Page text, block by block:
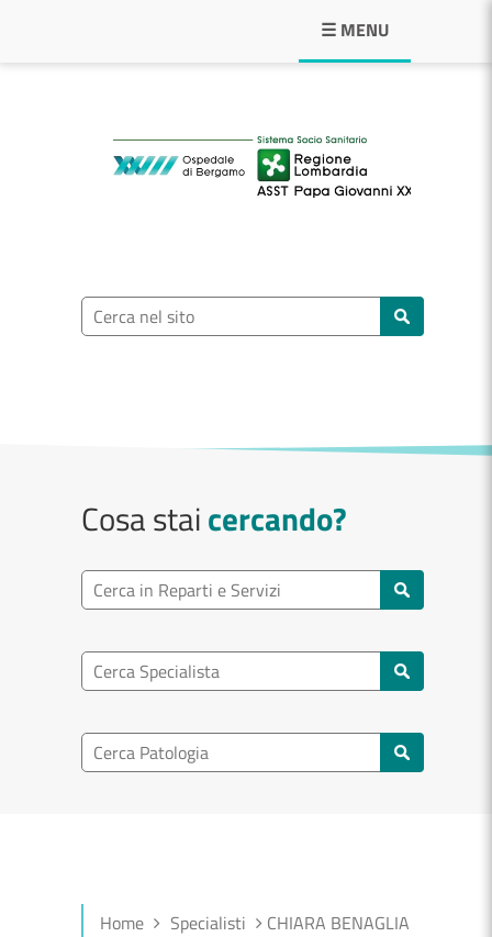
☰ MENU
ASST Papa
Ricerca nel sito
Cosa staicercando?
Ricerca reparto
Ricerca specialisti
Ricerca nel patologia
Home Specialisti CHIARA BENAGLIA